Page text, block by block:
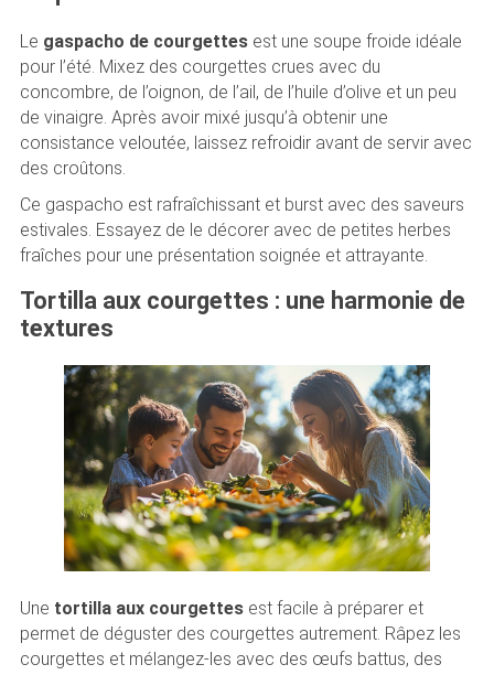
Le gaspacho de courgettesest une soupe froide idéale
pour l’été. Mixez des courgettes crues avec du
concombre, de l’oignon, de l’ail, de l’huile d’olive et un peu
de vinaigre. Après avoir mixé jusqu’à obtenir une
consistance veloutée, laissez refroidir avant de servir avec
des croûtons.
Ce gaspacho est rafraîchissant et burst avec des saveurs
estivales. Essayez de le décorer avec de petites herbes
fraîches pour une présentation soignée et attrayante.
Tortilla aux courgettes : une harmonie de
textures
Une tortilla aux courgettesest facile à préparer et
permet de déguster des courgettes autrement. Râpez les
courgettes et mélangez-les avec des œufs battus, des